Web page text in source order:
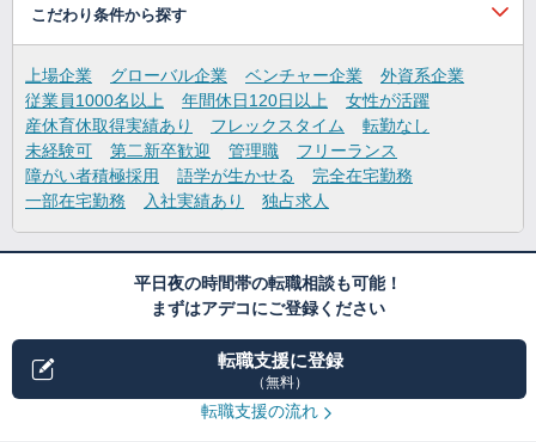
こだわり条件から探す
上場企業 グローバル企業 ベンチャー企業
外資系企業
従業員1000名以上
年間休日120日以上
女性が活躍
産休育休取得実績あり
フレックスタイム
転勤なし
未経験可
第二新卒歓迎 管理職
フリーランス
障がい者積極採用
語学が生かせる
完全在宅勤務
一部在宅勤務
入社実績あり 独占求人
平日夜の時間帯の転職相談も可能！
まずはアデコにご登録ください
転職支援に登録
（無料）
転職支援の流れ